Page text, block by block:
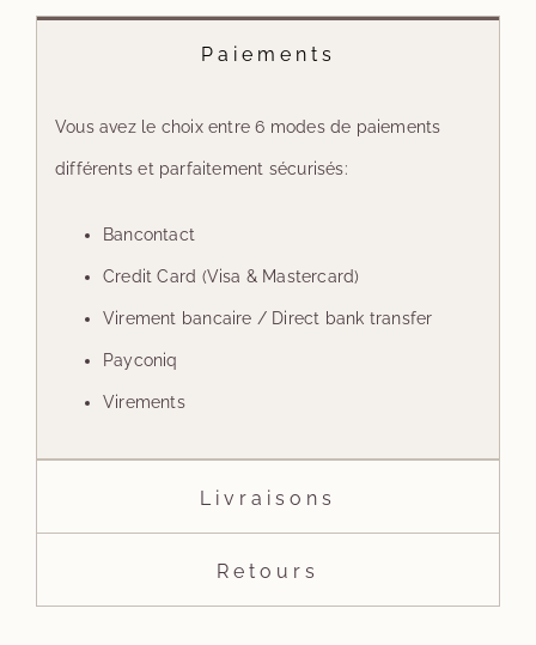
Paiements
Vous avez le choix entre 6 modes de paiements
différents et parfaitement sécurisés:
Bancontact
Credit Card (Visa & Mastercard)
Virement bancaire / Direct bank transfer
Payconiq
Virements
Livraisons
Retours